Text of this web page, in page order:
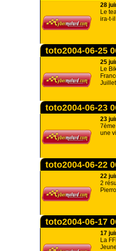
28
Le
ira-t-
toto2004-06-25
25
Le
Juillet
toto2004-06-23
23
une
toto2004-06-22
22
2
toto2004-06-17
17
La